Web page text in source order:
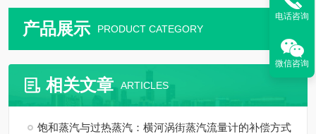
产品展示 PRODUCT CATEGORY
相关文章 ARTICLES
饱和蒸汽与过热蒸汽：横河涡街蒸汽流量计的补偿方式
电话咨询
微信咨询